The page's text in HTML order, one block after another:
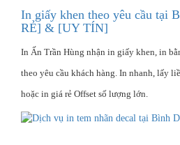
In giấy khen theo yêu cầu tại
RẺ] & [UY TÍN]
In Ấn Trần Hùng nhận in giấy khen, in
theo yêu cầu khách hàng. In nhanh, lấy
hoặc in giá rẻ Offset số lượng lớn.